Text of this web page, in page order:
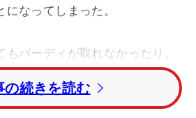
なってしまった。
もバーディが取れなかったり、
、スコアメークできない試合が
ット数はパーオンホールが
、1ラウンド当たりが
の続きを読む